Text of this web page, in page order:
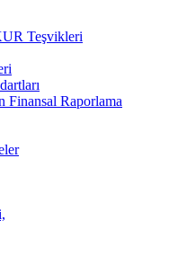
Teşvikleri
Finansal Raporlama